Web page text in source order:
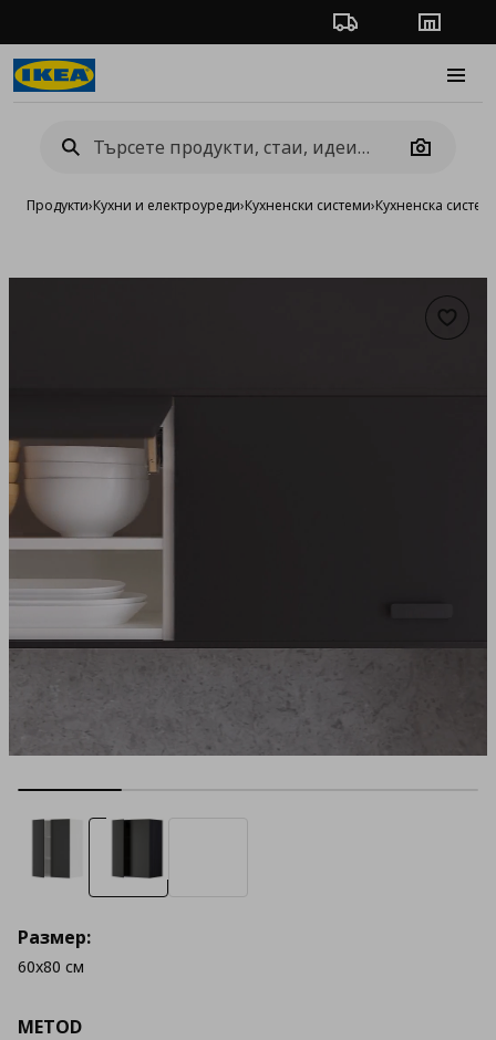
Проследяване на
Camera
Продукти›Кухни и електроуреди›Кухненски системи›Кухненска
METOD
Размер:
60x80 см